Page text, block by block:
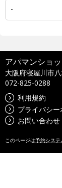
-
アパマンショ
大阪府寝屋川市
072-825-0288
利用規約
プライバシー
お問い合わせ
このページは予約システ